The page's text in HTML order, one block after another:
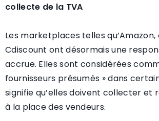
collecte de la TVA
Les marketplaces telles qu’Amazon,
Cdiscount ont désormais une
accrue. Elles sont considérées
fournisseurs présumés » dans
signifie qu’elles doivent collecter et
à la place des vendeurs.